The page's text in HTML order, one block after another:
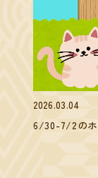
2026.03.04
6/30-7/2のホ